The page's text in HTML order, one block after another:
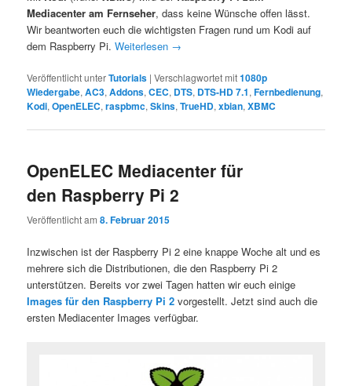
Mediacenter am Fernseher, dass keine Wünsche offen lässt.
Wir beantworten euch die wichtigsten Fragen rund um Kodi auf
dem Raspberry Pi.Weiterlesen →
Veröffentlicht unterTutorials |Verschlagwortet mit1080p
Wiedergabe,AC3,Addons,CEC, DTS, DTS-HD 7.1,Fernbedienung,
Kodi,OpenELEC,raspbmc,Skins,TrueHD,xbian,XBMC
OpenELEC Mediacenter für
den Raspberry Pi 2
Veröffentlicht am8. Februar 2015
Inzwischen ist der Raspberry Pi 2 eine knappe Woche alt und es
mehrere sich die Distributionen, die den Raspberry Pi 2
unterstützen. Bereits vor zwei Tagen hatten wir euch einige
Images für den Raspberry Pi 2 vorgestellt. Jetzt sind auch die
ersten Mediacenter Images verfügbar.